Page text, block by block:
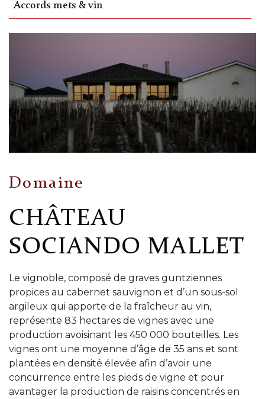
Accords mets & vin
Domaine
CHÂTEAU
SOCIANDO MALLET
Le vignoble, composé de graves guntziennes
propices au cabernet sauvignon et d’un sous-sol
argileux qui apporte de la fraîcheur au vin,
représente 83 hectares de vignes avec une
production avoisinant les 450 000 bouteilles. Les
vignes ont une moyenne d’âge de 35 ans et sont
plantées en densité élevée afin d’avoir une
concurrence entre les pieds de vigne et pour
avantager la production de raisins concentrés en